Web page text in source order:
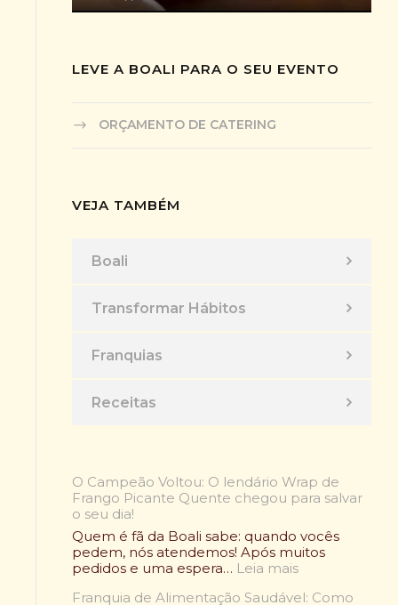
LEVE A BOALI PARA O SEU EVENTO
ORÇAMENTO DE CATERING
VEJA TAMBÉM
Boali
Transformar Hábitos
Franquias
Receitas
O Campeão Voltou: O lendário Wrap de
Frango Picante Quente chegou para salvar
o seu dia!
Quem é fã da Boali sabe: quando vocês
pedem, nós atendemos! Após muitos
pedidos e uma espera… Leia mais:
C
Franquia de Alimentação Saudável: Como